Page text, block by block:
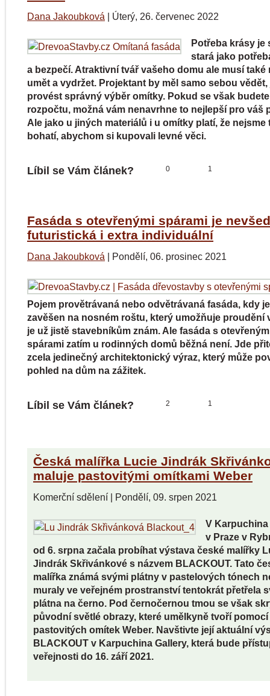
Dana Jakoubková | Úterý, 26. červenec 2022
Potřeba krásy je
stará jako
a bezpečí. Atraktivní tvář vašeho domu ale musí také
umět a vydržet. Projektant by měl samo sebou vědět,
provést správný výběr omítky. Pokud se však
rozpočtu, možná vám nenavrhne to nejlepší pro váš
Ale jako u jiných materiálů i u omítky platí, že nejsme
bohatí, abychom si kupovali levné věci.
Líbil se Vám článek? 1
0
Fasáda s otevřenými spárami je
futuristická i extra individuální
Dana Jakoubková | Pondělí, 06. prosinec 2021
Pojem provětrávaná nebo odvětrávaná fasáda, kdy
zavěšen na nosném roštu, který umožňuje proudění
je už jistě stavebníkům znám. Ale fasáda s
spárami zatím u rodinných domů běžná není. Jde
zcela jedinečný architektonický výraz, který může
pohled na dům na zážitek.
Líbil se Vám článek? 1
2
Česká malířka Lucie Jindrák
maluje pastovitými omítkami Weber
Komerční sdělení| Pondělí, 09. srpen 2021
V Karpuchina
v Praze v
od 6. srpna začala probíhat výstava české malířky
Jindrák Skřivánkové s názvem BLACKOUT. Tato
malířka známá svými plátny v pastelových tónech
muraly ve veřejném prostranství tentokrát přetřela
plátna na černo. Pod černočernou tmou se však
původní světlé obrazy, které umělkyně tvoří pomocí
pastovitých omítek Weber. Navštivte její aktuální
BLACKOUT v Karpuchina Gallery, která bude
veřejnosti do 16. září 2021.